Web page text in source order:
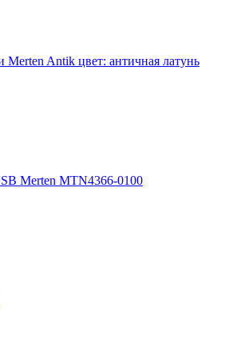
Merten Antik цвет: античная латунь
Merten MTN4366-0100